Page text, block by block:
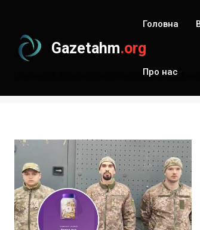
Gazetahm.org
Головна
Про нас
Результати пошуку по запиту: